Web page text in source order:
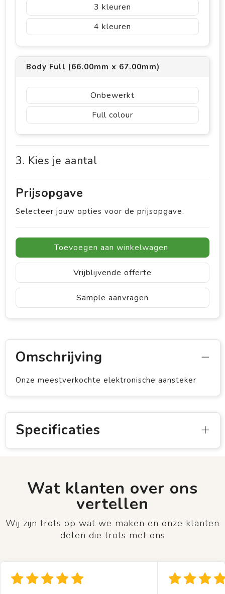
3
4
Body Full (66.00mm x 67.00mm)
Onbewerkt
Full colour
3. Kies je aantal
Prijsopgave
Selecteer jouw opties voor de prijsopgave.
Toevoegen aan winkelwagen
Vrijblijvende offerte
Sample aanvragen
Omschrijving
Onze meestverkochte elektronische aansteker
Specificaties
Wat klanten over ons
vertellen
Wij zijn trots op wat we maken en onze klanten
delen die trots met ons